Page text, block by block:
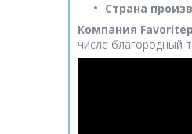
Страна
Компания
числе благородный